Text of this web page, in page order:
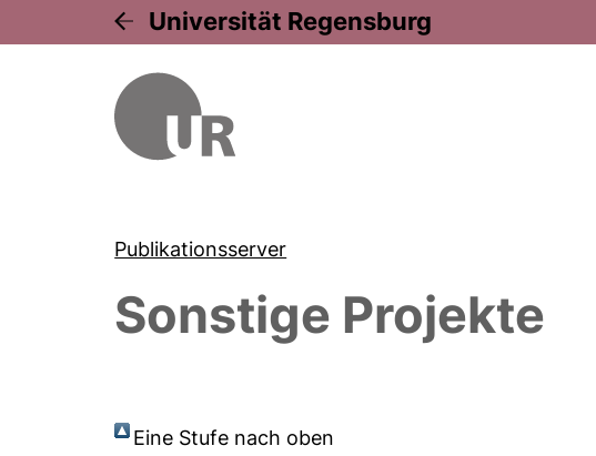
Universität Regensburg
Publikationsserver
Sonstige Projekte
Eine Stufe nach oben